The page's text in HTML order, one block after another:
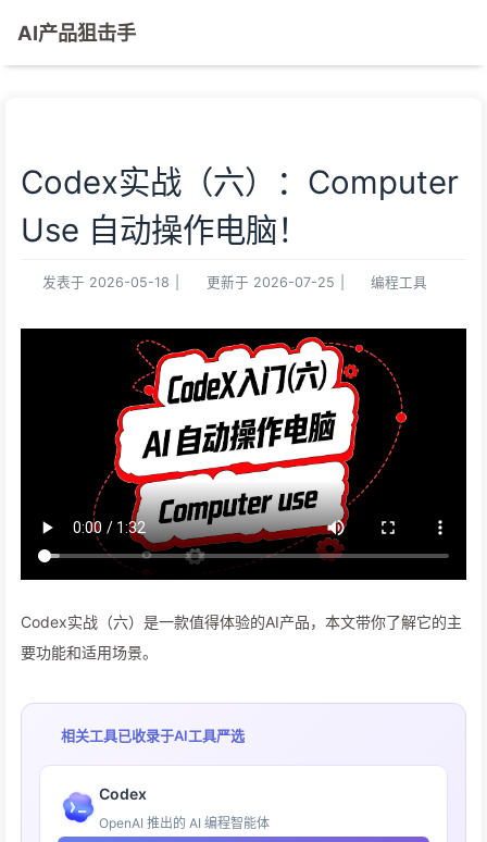
AI产品狙击手
Codex实战（六）：Computer
Use 自动操作电脑！
发表于 2026-05-18 更新于 2026-07-25 编程工具
Codex实战（六）是一款值得体验的AI产品，本文带你了解它的主
要功能和适用场景。
相关工具已收录于AI工具严选
Codex
OpenAI 推出的 AI 编程智能体